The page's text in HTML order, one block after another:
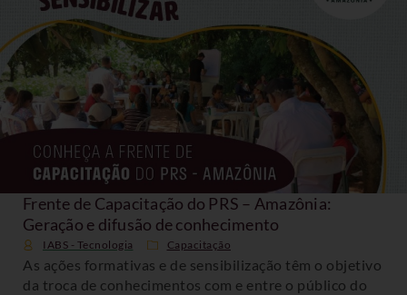
Frente de Capacitação do PRS – Amazônia:
Geração e difusão de conhecimento
IABS - Tecnologia Capacitação
As ações formativas e de sensibilização têm o objetivo
da troca de conhecimentos com e entre o público do